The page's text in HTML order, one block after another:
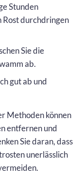
Stunden
Rost durchdringen
Sie die
ab.
gut ab und
Methoden können
entfernen und
Sie daran, dass
unerlässlich